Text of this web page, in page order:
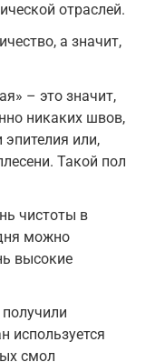
отраслей.
а значит,
– это значит,
никаких швов,
или,
Такой пол
чистоты в
можно
высокие
используется
смол